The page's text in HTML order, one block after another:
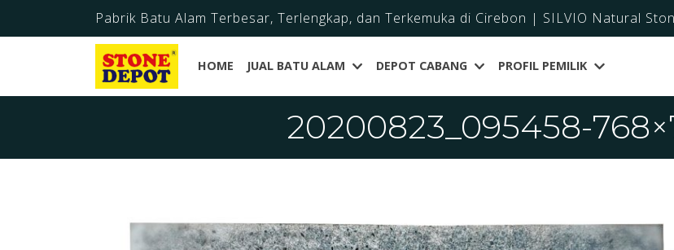
Pabrik Batu Alam Terbesar, Terlengkap, dan Terkemuka di Cirebon | SILVIO Natural
HOME JUAL BATU ALAM DEPOT CABANG PROFIL PEMILIK
20200823_095458-